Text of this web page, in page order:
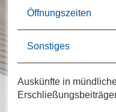
Öffnungszeiten
Sonstiges
Auskünfte in